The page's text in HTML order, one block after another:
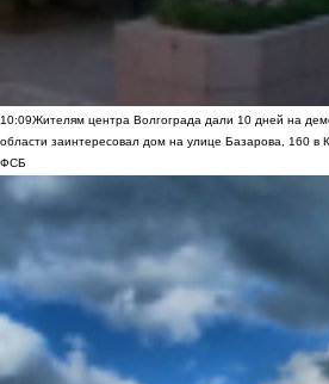
10:09Жителям центра Волгограда дали 10 дней на
области заинтересовал дом на улице Базарова, 160 в
ФСБ